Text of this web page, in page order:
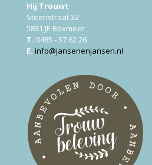
Hij Trouwt
Steenstraat 32
5831 JE Boxmeer
T. 0485 - 57 62 26
E. info@jansenenjansen.nl